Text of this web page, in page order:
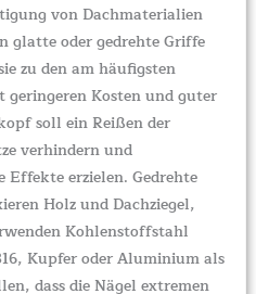
von Dachmaterialien
glatte oder gedrehte Griffe
zu den am häufigsten
Kosten und guter
soll ein Reißen der
verhindern und
erzielen. Gedrehte
Holz und Dachziegel,
Kohlenstoffstahl
Kupfer oder Aluminium als
dass die Nägel extremen